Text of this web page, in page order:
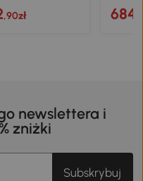
,90zł 684
newslettera i
zniżki
Subskrybuj